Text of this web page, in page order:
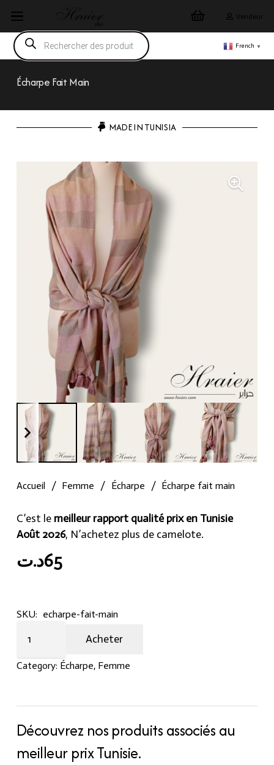
Vendeur
Recherche
de
produits
French ▼
Écharpe Fait Main
MADE IN TUNISIA
Accueil / Femme / Écharpe / Écharpe fait main
C’est le meilleur rapport qualité prix en Tunisie
Août 2026, N’achetez plus de camelote.
65د.ت
SKU: echarpe-fait-main
fait
main
quantity
Acheter
Category: Écharpe, Femme
Découvrez nos produits associés au
meilleur prix Tunisie.